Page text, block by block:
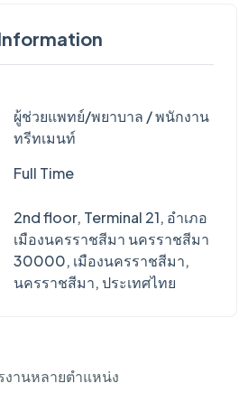
ผู้ช่วยแพทย์/พยาบาล / พนักงาน
ทรีทเมนท์
Full Time
2nd floor, Terminal 21, อำเภอ
เมืองนครราชสีมา นครราชสีมา
30000, เมืองนครราชสีมา,
นครราชสีมา, ประเทศไทย
งานหลายตำแหน่ง